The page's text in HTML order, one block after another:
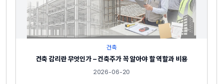
건축
건축 감리란 무엇인가 – 건축주가 꼭 알아야 할 역할과 비용
2026-06-20